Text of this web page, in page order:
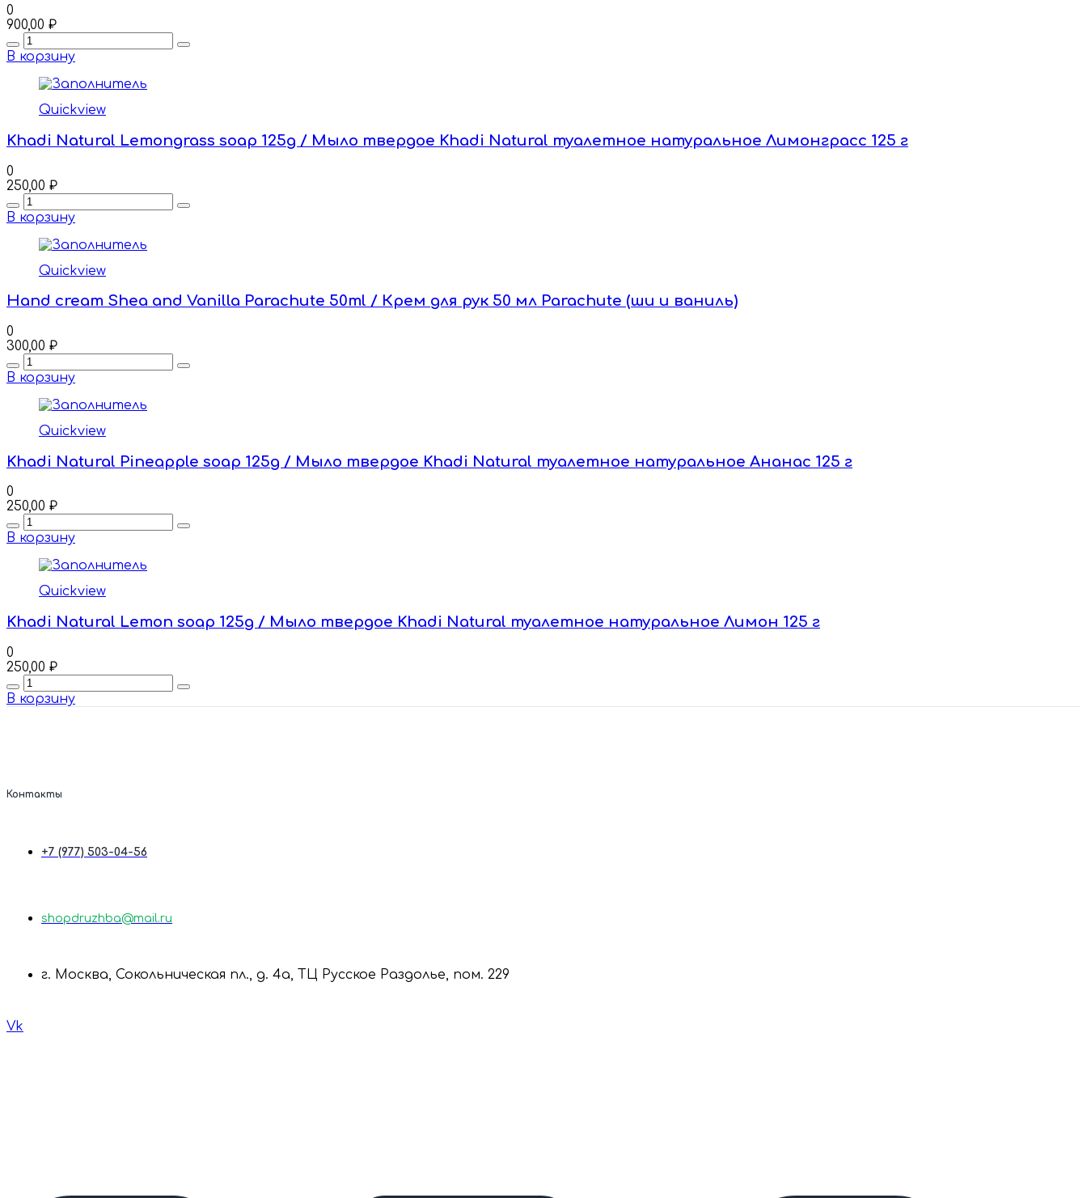
0
900,00 ₽
Quantity
В корзину
Quickview
Khadi Natural Lemongrass soap 125g / Мыло твердое Khadi Natural туалетное натуральное Лимонграсс 125 г
0
250,00 ₽
Quantity
В корзину
Quickview
Hand cream Shea and Vanilla Parachute 50ml / Крем для рук 50 мл Parachute (ши и ваниль)
0
300,00 ₽
Quantity
В корзину
Quickview
Khadi Natural Pineapple soap 125g / Мыло твердое Khadi Natural туалетное натуральное Ананас 125 г
0
250,00 ₽
Quantity
В корзину
Quickview
Khadi Natural Lemon soap 125g / Мыло твердое Khadi Natural туалетное натуральное Лимон 125 г
0
250,00 ₽
Quantity
В корзину
Контакты
+7 (977) 503-04-56
shopdruzhba@mail.ru
г. Москва, Сокольническая пл., д. 4а, ТЦ Русское Раздолье, пом. 229
Vk